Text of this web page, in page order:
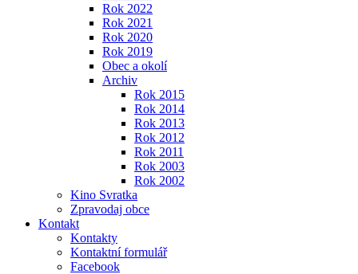
Rok 2022
Rok 2021
Rok 2020
Rok 2019
Obec a okolí
Archiv
Rok 2015
Rok 2014
Rok 2013
Rok 2012
Rok 2011
Rok 2003
Rok 2002
Kino Svratka
Zpravodaj obce
Kontakt
Kontakty
Kontaktní formulář
Facebook